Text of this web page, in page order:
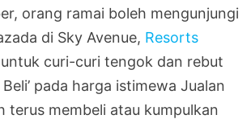
orang ramai boleh mengunjungi
di Sky Avenue, Resorts
untuk curi-curi tengok dan rebut
pada harga istimewa Jualan
terus membeli atau kumpulkan